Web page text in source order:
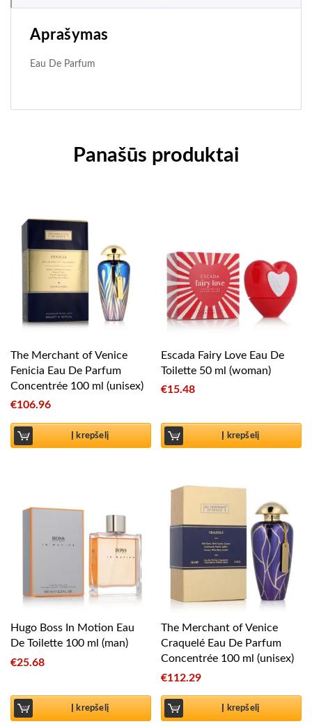
Aprašymas
Eau De Parfum
Panašūs produktai
The Merchant of Venice
Fenicia Eau De Parfum
Concentrée 100 ml (unisex)
€106.96
Į krepšelį
Escada Fairy Love Eau De
Toilette 50 ml (woman)
€15.48
Į krepšelį
Hugo Boss In Motion Eau
De Toilette 100 ml (man)
€25.68
Į krepšelį
The Merchant of Venice
Craquelé Eau De Parfum
Concentrée 100 ml (unisex)
€112.29
Į krepšelį